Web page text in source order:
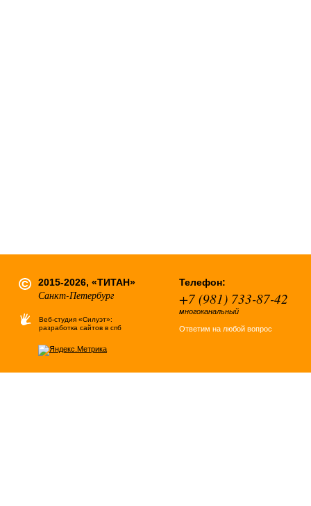
2015-2026, «ТИТАН»
Санкт-Петербург
Веб-студия «Силуэт»:
разработка сайтов в спб
Телефон:
+7 (981) 733-87-42
многоканальный
Ответим на любой вопрос